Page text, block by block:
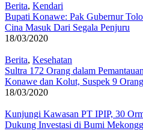
Berita, Kendari
Bupati Konawe: Pak Gubernur
Cina Masuk Dari Segala Penjuru
18/03/2020
Berita, Kesehatan
Sultra 172 Orang dalam
Konawe dan Kolut, Suspek 9 Orang
18/03/2020
Kunjungi Kawasan PT IPIP, 30
Dukung Investasi di Bumi